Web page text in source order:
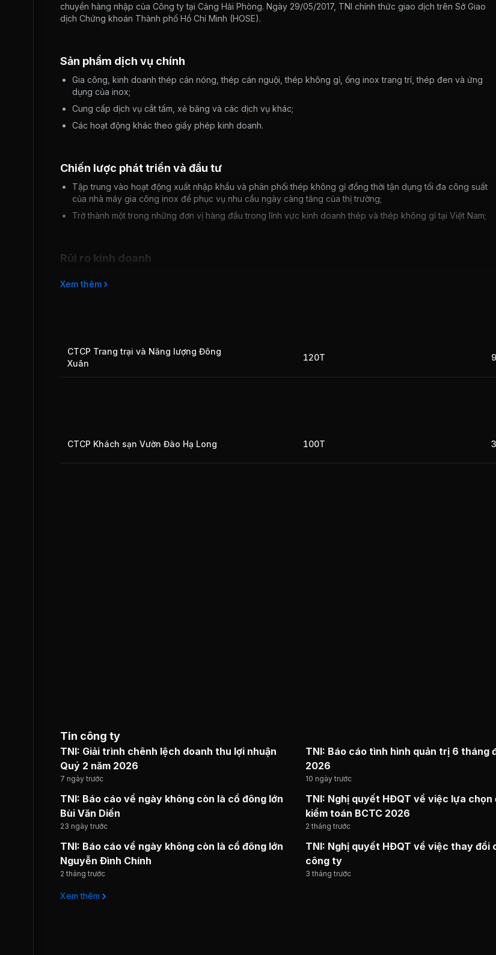
chuyển hàng nhập của Công ty tại Cảng Hải Phòng. Ngày 29/05/2017, TNI chính thức giao dịch trên Sở Giao
dịch Chứng khoán Thành phố Hồ Chí Minh (HOSE).
Sản phẩm dịch vụ chính
Gia công, kinh doanh thép cán nóng, thép cán nguội, thép không gỉ, ống inox trang trí, thép đen và ứng
dụng của inox;
Cung cấp dịch vụ cắt tấm, xẻ băng và các dịch vụ khác;
Các hoạt động khác theo giấy phép kinh doanh.
Chiến lược phát triển và đầu tư
Tập trung vào hoạt động xuất nhập khẩu và phân phối thép không gỉ đồng thời tận dụng tối đa công suất
của nhà máy gia công inox để phục vụ nhu cầu ngày càng tăng của thị trường;
Trở thành một trong những đơn vị hàng đầu trong lĩnh vực kinh doanh thép và thép không gỉ tại Việt Nam;
Rủi ro kinh doanh
AFTA và WTO dẫn đến cạnh tranh gay gắt từ các doanh nghiệp nước ngoài hoạt động trong ngành thép. Do
Xem thêm
CTCP Trang trại và Năng lượng Đông
Xuân
120T
CTCP Khách sạn Vườn Đào Hạ Long 100T
Tin công ty
TNI: Giải trình chênh lệch doanh thu lợi nhuận
Quý 2 năm 2026
7 ngày trước
TNI: Báo cáo tình hình quản trị 6 tháng
2026
10 ngày trước
TNI: Báo cáo về ngày không còn là cổ đông lớn
Bùi Văn Diến
23 ngày trước
TNI: Nghị quyết HĐQT về việc lựa chọn
kiểm toán BCTC 2026
2 tháng trước
TNI: Báo cáo về ngày không còn là cổ đông lớn
Nguyễn Đình Chính
2 tháng trước
TNI: Nghị quyết HĐQT về việc thay đổi
công ty
3 tháng trước
Xem thêm